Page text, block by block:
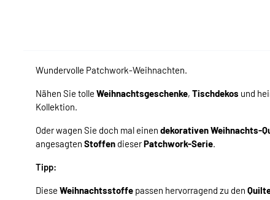
Wundervolle Patchwork-Weihnachten.
Nähen Sie tolle Weihnachtsgeschenke, Tischdekos und
Kollektion.
Oder wagen Sie doch mal einen dekorativen Weihnachts-
angesagten Stoffen dieserPatchwork-Serie.
Tipp:
Diese Weihnachtsstoffe passen hervorragend zu den